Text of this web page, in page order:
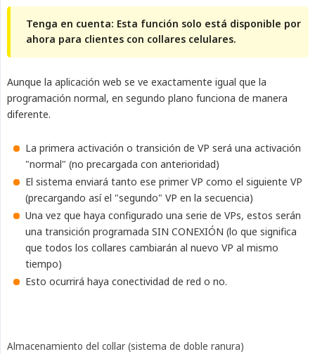
Tenga en cuenta: Esta función solo está disponible por
ahora para clientes con collares celulares.
Aunque la aplicación web se ve exactamente igual que la
programación normal, en segundo plano funciona de manera
diferente.
La primera activación o transición de VP será una activación
"normal" (no precargada con anterioridad)
El sistema enviará tanto ese primer VP como el siguiente VP
(precargando así el "segundo" VP en la secuencia)
Una vez que haya configurado una serie de VPs, estos serán
una transición programada SIN CONEXIÓN (lo que significa
que todos los collares cambiarán al nuevo VP al mismo
tiempo)
Esto ocurrirá haya conectividad de red o no.
Almacenamiento del collar (sistema de doble ranura)